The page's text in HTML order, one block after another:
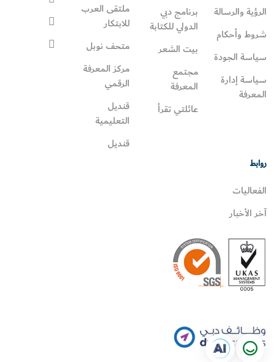
الرؤية والرسالة
شروط وأحكام
سياسة الجودة
سياسة إدارة
المعرفة
برنامج دبي
الدولي للكتابة
بيت الشعر
مجتمع
المعرفة
عائلتي تقرأ‎
ملتقى العرب
للابتكار
متحف نوبل
مركز المعرفة
الرقمي
قنديل
التعليمية
قنديل
روابط
الفعاليات
آخر الأخبار